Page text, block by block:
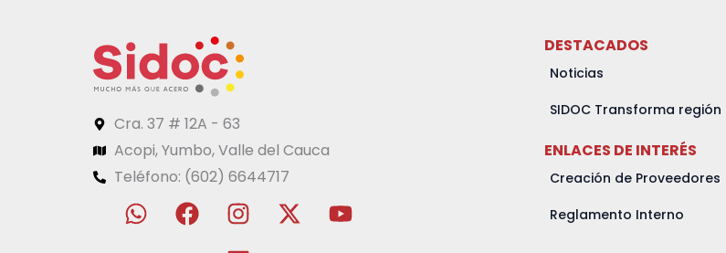
Cra. 37 # 12A - 63
Acopi, Yumbo, Valle del Cauca
Teléfono: (602) 6644717
W
h
F
a
I
n
X
-
Y
o
L
i
DESTACADOS
Noticias
SIDOC Transforma región
ENLACES DE INTERÉS
Creación de Proveedores
Reglamento Interno